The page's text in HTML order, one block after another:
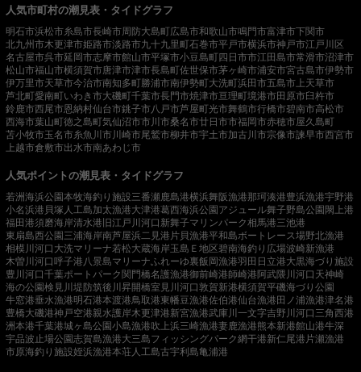
人気市町村の潮見表・タイドグラフ
明石市浜松市糸島市長崎市周防大島町広島市和歌山市鳴門市富津市下関市
北九州市木更津市姫路市淡路市九十九里町石巻市平戸市横浜市神戸市江戸川区
名古屋市呉市延岡市志摩市館山市平塚市小豆島町四日市市江田島市常滑市沼津市
松山市福山市横須賀市唐津市津市長島町佐世保市茅ヶ崎市浦安市宮古島市伊勢市
伊万里市天草市今治市南知多町勝浦市南伊勢町大洗町浜田市五島市 上天草市
芦北町愛南町いわき市大磯町千葉市長門市焼津市亘理町境港市田原市臼杵市
鈴鹿市西尾市恩納村仙台市銚子市八戸市芦屋町光市舞鶴市行橋市碧南市高松市
西海市葉山町徳之島町気仙沼市市川市桑名市廿日市市福岡市赤穂市屋久島町
苫小牧市玉名市糸魚川市 川崎市尾鷲市柳井市宇土市加古川市宗像市諫早市西宮市
上越市倉敷市出水市南あわじ市
人気ポイントの潮見表・タイドグラフ
若洲海浜公園本牧海釣り施設三番瀬 鹿島港横浜舞阪漁港那珂湊港豊浜漁港宇野港
小名浜港 貝塚人工島加太漁港大津港葛西海浜公園アジュール舞子野島公園閖上港
福田港須磨海岸清水港 旧江戸川河口 新舞子マリンパーク相馬港三池港
東扇島西公園三浦海岸南芦屋浜二見港 片貝漁港平和島ボートレース場野北漁港
相模川河口 大洗マリーナ若松大蔵海岸玉島Ｅ地区碧南海釣り広場波崎新漁港
木曽川河口呼子港 八景島マリーナふれーゆ裏飯岡漁港羽田 日立港大黒海づり施設
豊川河口千葉ポートパーク関門橋名護漁港御前崎港師崎港阿武隈川河口 天神崎
海の公園検見川堤防筑後川昇開橋室見川河口敦賀新港横須賀平磯海づり公園
牛窓港垂水漁港明石港本渡港鳥取港東幡豆漁港佐伯港仙台漁港田ノ浦漁港津名港
豊橋大磯港神戸空港親水護岸木更津港新宮漁港武庫川一文字吉野川河口 三角西港
洲本港千葉港城ヶ島公園小島漁港吹上浜三崎漁港妻鹿漁港熊本新港館山港牛深
宇品波止場公園志賀島漁港大三島フィッシングパーク網干港新仁尾港 片瀬漁港
市原海釣り施設姪浜漁港本荘人工島古宇利島亀浦港